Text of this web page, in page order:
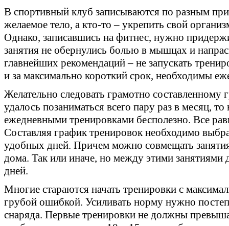
В спортивный клуб записываются по разным
желаемое тело, а кто-то – укрепить свой
Однако, записавшись на фитнес, нужно
занятия не обернулись болью в мышцах и
главнейших рекомендаций – не запускать
и за максимально короткий срок, необходимы
Желательно следовать грамотно составленному
удалось позаниматься всего пару раз в месяц,
ежедневными тренировками бесполезно. Все
Составляя график тренировок необходимо
удобных дней. Причем можно совмещать
дома. Так или иначе, но между этими занятиями
дней.
Многие стараются начать тренировки с
грубой ошибкой. Усиливать норму нужно
снаряда. Первые тренировки не должны